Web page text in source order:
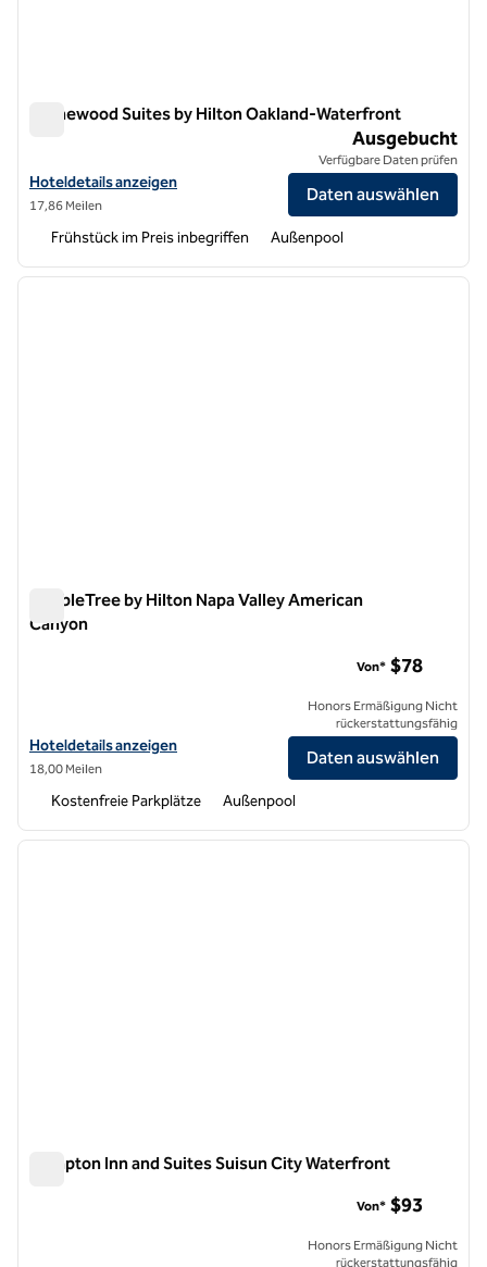
Homewood Suites by Hilton Oakland-Waterfront
Homewood Suites by Hilton Oakland-Waterfront
Hoteldetails für Homewood Suites by Hilton Oakland-Waterfront
Hoteldetails anzeigen
17,86 Meilen
Ausgebucht
Verfügbare Daten prüfen
Daten auswählen
Frühstück im Preis inbegriffen Außenpool
1 von 11
DoubleTree by Hilton Napa Valley American
Canyon
Hoteldetails für DoubleTree by Hilton Napa Valley American Canyon
Hoteldetails anzeigen
18,00 Meilen
Von* $78
Honors Ermäßigung Nicht
rückerstattungsfähig
Daten auswählen
Kostenfreie Parkplätze Außenpool
1 von 11
Hampton Inn and Suites Suisun City Waterfront
Von* $93
Honors Ermäßigung Nicht
rückerstattungsfähig